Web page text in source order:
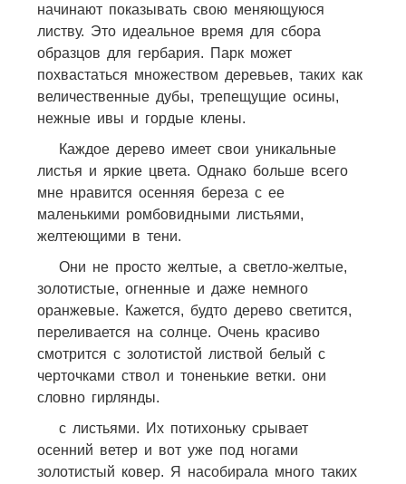
начинают показывать свою меняющуюся
листву. Это идеальное время для сбора
образцов для гербария. Парк может
похвастаться множеством деревьев, таких как
величественные дубы, трепещущие осины,
нежные ивы и гордые клены.
Каждое дерево имеет свои уникальные
листья и яркие цвета. Однако больше всего
мне нравится осенняя береза ​​с ее
маленькими ромбовидными листьями,
желтеющими в тени.
Они не просто желтые, а светло-желтые,
золотистые, огненные и даже немного
оранжевые. Кажется, будто дерево светится,
переливается на солнце. Очень красиво
смотрится с золотистой листвой белый с
черточками ствол и тоненькие ветки. они
словно гирлянды.
с листьями. Их потихоньку срывает
осенний ветер и вот уже под ногами
золотистый ковер. Я насобирала много таких